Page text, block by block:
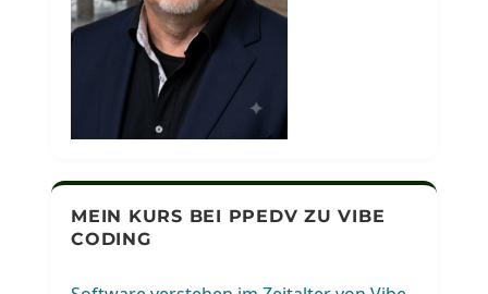
MEIN KURS BEI PPEDV ZU VIBE
CODING